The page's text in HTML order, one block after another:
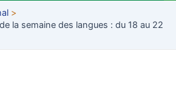
la semaine des langues : du 18 au 22